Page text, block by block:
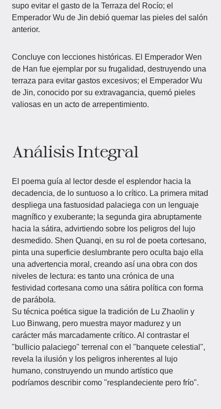
supo evitar el gasto de la Terraza del Rocío; el
Emperador Wu de Jin debió quemar las pieles del salón
anterior.
Concluye con lecciones históricas. El Emperador Wen
de Han fue ejemplar por su frugalidad, destruyendo una
terraza para evitar gastos excesivos; el Emperador Wu
de Jin, conocido por su extravagancia, quemó pieles
valiosas en un acto de arrepentimiento.
Análisis Integral
El poema guía al lector desde el esplendor hacia la
decadencia, de lo suntuoso a lo crítico. La primera mitad
despliega una fastuosidad palaciega con un lenguaje
magnífico y exuberante; la segunda gira abruptamente
hacia la sátira, advirtiendo sobre los peligros del lujo
desmedido. Shen Quanqi, en su rol de poeta cortesano,
pinta una superficie deslumbrante pero oculta bajo ella
una advertencia moral, creando así una obra con dos
niveles de lectura: es tanto una crónica de una
festividad cortesana como una sátira política con forma
de parábola.
Su técnica poética sigue la tradición de Lu Zhaolin y
Luo Binwang, pero muestra mayor madurez y un
carácter más marcadamente crítico. Al contrastar el
"bullicio palaciego" terrenal con el "banquete celestial",
revela la ilusión y los peligros inherentes al lujo
humano, construyendo un mundo artístico que
podríamos describir como "resplandeciente pero frío".